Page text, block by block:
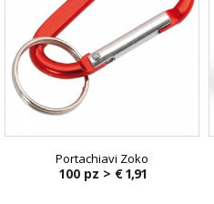
Portachiavi Zoko
100 pz > € 1,91